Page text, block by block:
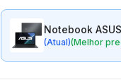
Notebook
(Atual)(Melhor